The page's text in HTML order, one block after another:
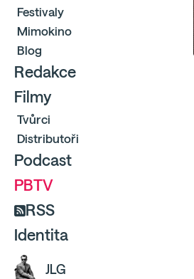
Festivaly
Mimokino
Blog
Redakce
Filmy
Tvůrci
Distributoři
Podcast
PBTV
RSS
Identita
JLG